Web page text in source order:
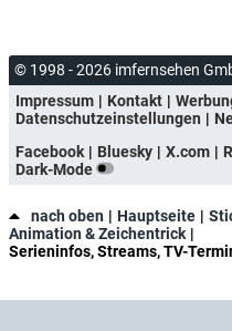
© 1998 - 2026 imfernsehen
Impressum
Kontakt
Datenschutzeinstellungen
Facebook
Bluesky X.com
Dark-Mode
nach oben Hauptseite
Animation & Zeichentrick
Serieninfos, Streams, TV-